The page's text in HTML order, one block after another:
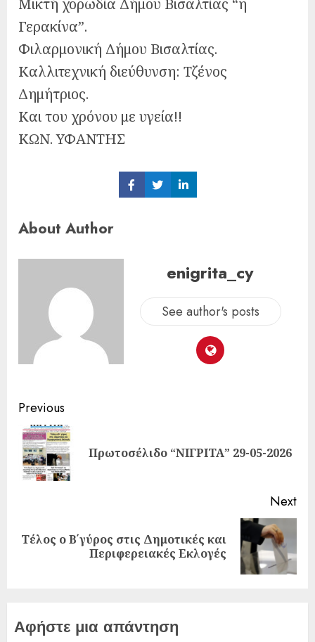
Μικτή χορωδία Δήμου Βισαλτίας “η
Γερακίνα”.
Φιλαρμονική Δήμου Βισαλτίας.
Καλλιτεχνική διεύθυνση: Τζένος
Δημήτριος.
Και του χρόνου με υγεία!!
ΚΩΝ. ΥΦΑΝΤΗΣ
Share
on
Share
on
Share
on
About Author
enigrita_cy
See author's posts
Previous
Πρωτοσέλιδο “ΝΙΓΡΙΤΑ” 29-05-2026
Next
Τέλος ο Β΄γύρος στις Δημοτικές και
Περιφερειακές Εκλογές
Αφήστε μια απάντηση